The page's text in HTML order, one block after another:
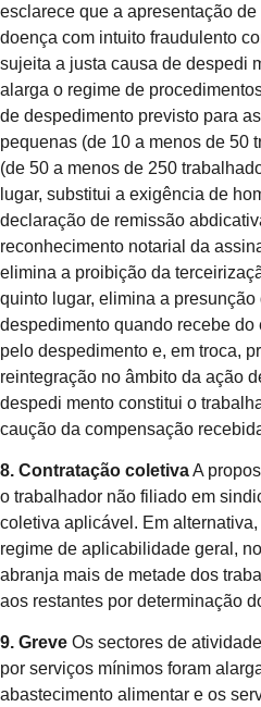
esclarece que a apresentação
doença com intuito fraudulento
sujeita a justa causa de despedi
alarga o regime de
de despedimento previsto para
pequenas (de 10 a menos de 50
(de 50 a menos de 250
lugar, substitui a exigência de
declaração de remissão
reconhecimento notarial da
elimina a proibição da
quinto lugar, elimina a
despedimento quando recebe
pelo despedimento e, em troca,
reintegração no âmbito da ação
despedi mento constitui o
caução da compensação
8. Contratação coletivaA
o trabalhador não filiado em
coletiva aplicável. Em
regime de aplicabilidade geral,
abranja mais de metade dos
aos restantes por determinação
9. Greve Os sectores de
por serviços mínimos foram
abastecimento alimentar e os